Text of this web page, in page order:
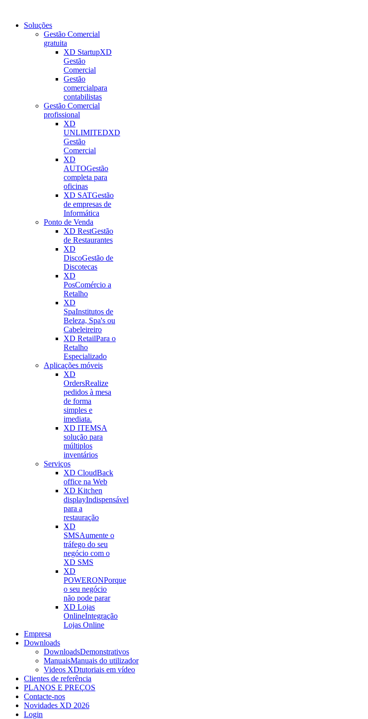
Soluções
Gestão Comercial
gratuita
XD StartupXD
Gestão
Comercial
Gestão
comercialpara
contabilistas
Gestão Comercial
profissional
XD
UNLIMITEDXD
Gestão
Comercial
XD
AUTOGestão
completa para
oficinas
XD SATGestão
de empresas de
Informática
Ponto de Venda
XD RestGestão
de Restaurantes
XD
DiscoGestão de
Discotecas
XD
PosComércio a
Retalho
XD
SpaInstitutos de
Beleza, Spa's ou
Cabeleireiro
XD RetailPara o
Retalho
Especializado
Aplicações móveis
XD
OrdersRealize
pedidos à mesa
de forma
simples e
imediata.
XD ITEMSA
solução para
múltiplos
inventários
Serviços
XD CloudBack
office na Web
XD Kitchen
displayIndispensável
para a
restauração
XD
SMSAumente o
tráfego do seu
negócio com o
XD SMS
XD
POWERONPorque
o seu negócio
não pode parar
XD Lojas
OnlineIntegração
Lojas Online
Empresa
Downloads
DownloadsDemonstrativos
ManuaisManuais do utilizador
Videos XDtutoriais em vídeo
Clientes de referência
PLANOS E PREÇOS
Contacte-nos
Novidades XD 2026
Login